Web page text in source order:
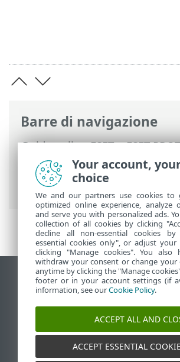
Barre di navigazione
Guida online ESET>ESET
Prem>
Utilizzo di ESET
Prem>ESET PROTECT On-
principale
Notifiche >
Visualizza sito desktop
End of Life
ESET Knowledge Base
ESET Status Portal
Supporto regionale
Your account,
choice
We and our partners use cookies to
optimized online experience, analyze
and serve you with personalized ads.
collection of all cookies by clicking
decline all non-essential cookies by
essential cookies only", or adjust
clicking "Manage cookies". You
withdraw your consent or change your
anytime by clicking the "Manage
footer or in your account settings (if
information, see ourCookie Policy.
ACCEPT ALL AND
ACCEPT ESSENTIAL